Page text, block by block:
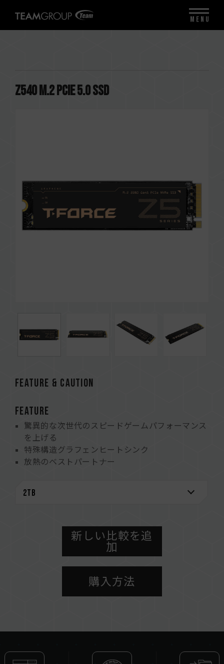
Z540 M.2 PCIe 5.0 SSD
FEATURE & CAUTION
FEATURE
驚異的な次世代のスピードゲームパフォーマンス
を上げる
特殊構造グラフェンヒートシンク
放熱のベストパートナー
安心できる品質
台湾の特許番号 : I703921
中国の新特許番号 : CN 211019739 U
S.M.A.R.T. 特許ソフト
新しい比較を追
加
購入方法
MENU